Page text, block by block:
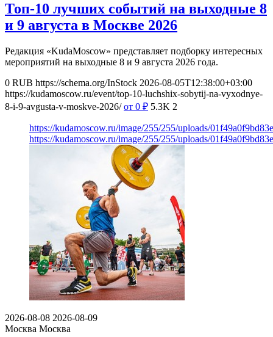
Топ-10 лучших событий на выходные 8
и 9 августа в Москве 2026
Редакция «KudaMoscow» представляет подборку интересных
мероприятий на выходные 8 и 9 августа 2026 года.
0 RUB https://schema.org/InStock 2026-08-05T12:38:00+03:00
https://kudamoscow.ru/event/top-10-luchshix-sobytij-na-vyxodnye-
8-i-9-avgusta-v-moskve-2026/ от 0 ₽ 5.3K 2
https://kudamoscow.ru/image/255/255/uploads/
https://kudamoscow.ru/image/255/255/uploads/
2026-08-08 2026-08-09
Москва Москва